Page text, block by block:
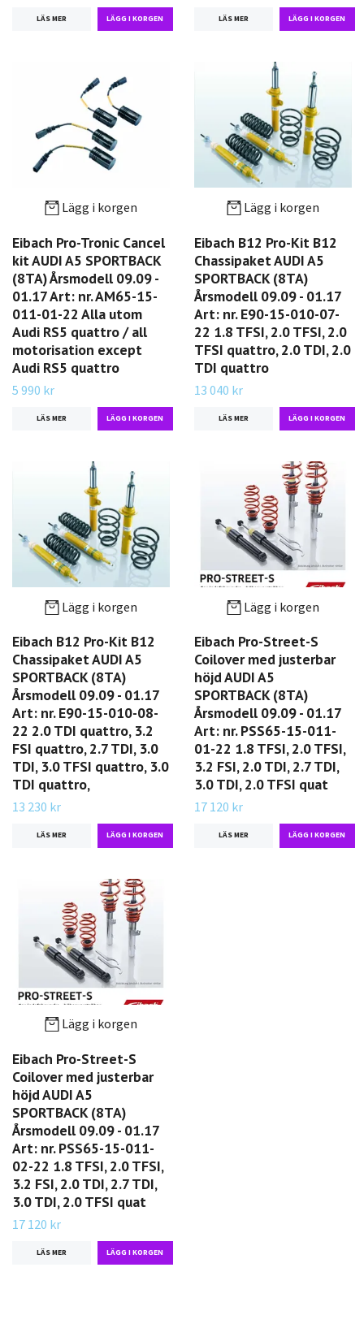
LÄS MER LÄS MER
Lägg i korgen
Eibach Pro-Tronic Cancel
kit AUDI A5 SPORTBACK
(8TA) Årsmodell 09.09 -
01.17 Art: nr. AM65-15-
011-01-22 Alla utom
Audi RS5 quattro / all
motorisation except
Audi RS5 quattro
5 990 kr
LÄS MER
Lägg i korgen
Eibach B12 Pro-Kit B12
Chassipaket AUDI A5
SPORTBACK (8TA)
Årsmodell 09.09 - 01.17
Art: nr. E90-15-010-07-
22 1.8 TFSI, 2.0 TFSI, 2.0
TFSI quattro, 2.0 TDI, 2.0
TDI quattro
13 040 kr
LÄS MER
Lägg i korgen
Eibach B12 Pro-Kit B12
Chassipaket AUDI A5
SPORTBACK (8TA)
Årsmodell 09.09 - 01.17
Art: nr. E90-15-010-08-
22 2.0 TDI quattro, 3.2
FSI quattro, 2.7 TDI, 3.0
TDI, 3.0 TFSI quattro, 3.0
TDI quattro,
13 230 kr
LÄS MER
Lägg i korgen
Eibach Pro-Street-S
Coilover med justerbar
höjd AUDI A5
SPORTBACK (8TA)
Årsmodell 09.09 - 01.17
Art: nr. PSS65-15-011-
01-22 1.8 TFSI, 2.0 TFSI,
3.2 FSI, 2.0 TDI, 2.7 TDI,
3.0 TDI, 2.0 TFSI quat
17 120 kr
LÄS MER
Lägg i korgen
Eibach Pro-Street-S
Coilover med justerbar
höjd AUDI A5
SPORTBACK (8TA)
Årsmodell 09.09 - 01.17
Art: nr. PSS65-15-011-
02-22 1.8 TFSI, 2.0 TFSI,
3.2 FSI, 2.0 TDI, 2.7 TDI,
3.0 TDI, 2.0 TFSI quat
17 120 kr
LÄS MER